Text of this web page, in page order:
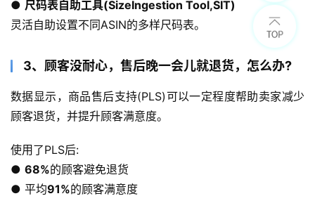
● 尺码表自助工具(SizeIngestion Tool,SIT)
灵活自助设置不同ASIN的多样尺码表。
3、顾客没耐心，售后晚一会儿就退货，怎么办?
数据显示，商品售后支持(PLS)可以一定程度帮助卖家减少
顾客退货，并提升顾客满意度。
使用了PLS后:
● 68%的顾客避免退货
● 平均91%的顾客满意度